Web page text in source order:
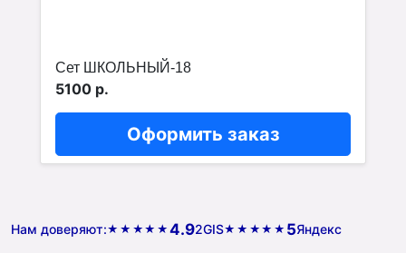
Сет ШКОЛЬНЫЙ-18
5100 р.
Оформить заказ
Нам доверяют:★★★★★ 4.92GIS★★★★★ 5Яндекс